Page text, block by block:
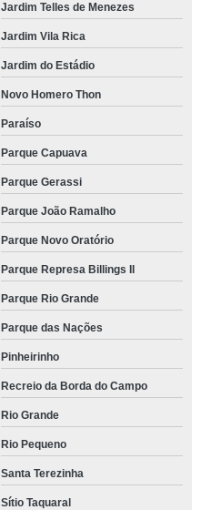
Jardim Telles de Menezes
Jardim Vila Rica
Jardim do Estádio
Novo Homero Thon
Paraíso
Parque Capuava
Parque Gerassi
Parque João Ramalho
Parque Novo Oratório
Parque Represa Billings II
Parque Rio Grande
Parque das Nações
Pinheirinho
Recreio da Borda do Campo
Rio Grande
Rio Pequeno
Santa Terezinha
Sítio Taquaral